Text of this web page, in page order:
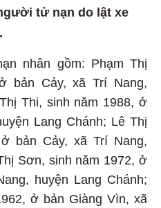
tử nạn do lật xe
nhân gồm: Phạm Thị
bản Cảy, xã Trí Nang,
Thi, sinh năm 1988, ở
Lang Chánh; Lê Thị
bản Cảy, xã Trí Nang,
Sơn, sinh năm 1972, ở
huyện Lang Chánh;
ở bản Giàng Vìn, xã